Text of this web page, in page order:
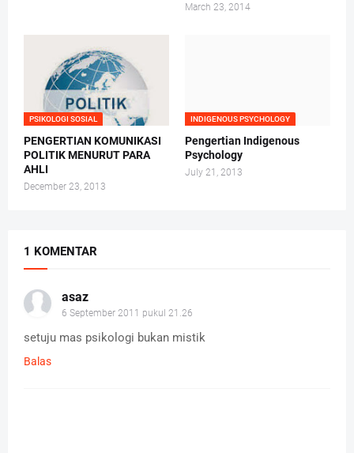
March 23, 2014
PSIKOLOGI SOSIAL
PENGERTIAN KOMUNIKASI
POLITIK MENURUT PARA
AHLI
December 23, 2013
INDIGENOUS PSYCHOLOGY
Pengertian Indigenous
Psychology
July 21, 2013
1 KOMENTAR
asaz
6 September 2011 pukul 21.26
setuju mas psikologi bukan mistik
Balas